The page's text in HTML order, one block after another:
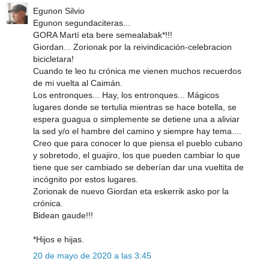
Egunon Silvio
Egunon segundaciteras...
GORA Martí eta bere semealabak*!!!
Giordan... Zorionak por la reivindicación-celebracion
bicicletara!
Cuando te leo tu crónica me vienen muchos recuerdos
de mi vuelta al Caimán.
Los entronques... Hay, los entronques... Mágicos
lugares donde se tertulia mientras se hace botella, se
espera guagua o simplemente se detiene una a aliviar
la sed y/o el hambre del camino y siempre hay tema....
Creo que para conocer lo que piensa el pueblo cubano
y sobretodo, el guajiro, los que pueden cambiar lo que
tiene que ser cambiado se deberían dar una vueltita de
incógnito por estos lugares.
Zorionak de nuevo Giordan eta eskerrik asko por la
crónica.
Bidean gaude!!!
*Hijos e hijas.
20 de mayo de 2020 a las 3:45